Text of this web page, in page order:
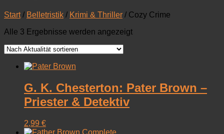
Start/ Belletristik / Krimi & Thriller / Cozy Crime
Alle 3 Ergebnisse werden angezeigtNach
G. K. Chesterton: Pater Brown –
Priester & Detektiv
2,99 €